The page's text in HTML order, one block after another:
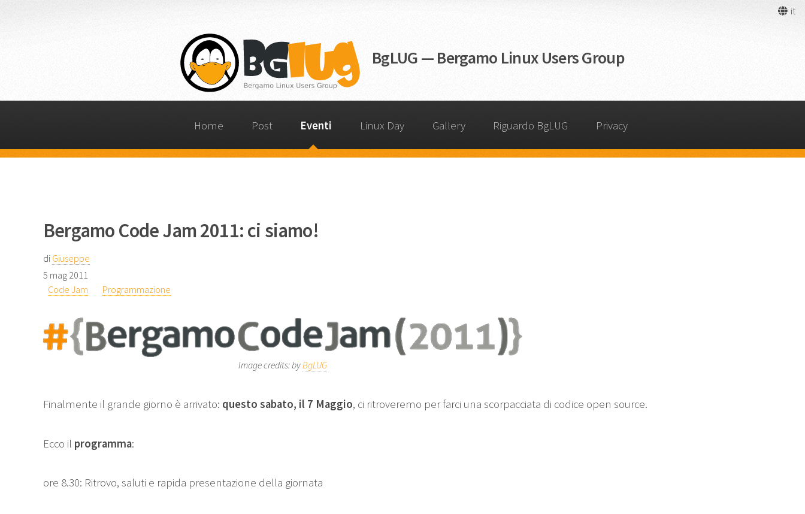
it
BgLUG — Bergamo Linux Users Group
Home Post Eventi Linux Day Gallery Riguardo BgLUG Privacy
Bergamo Code Jam 2011: ci siamo!
di Giuseppe
5 mag 2011
Code Jam
Programmazione
Image credits: byBgLUG
Finalmente il grande giorno è arrivato: questo sabato, il 7 Maggio, ci ritroveremo per farci una scorpacciata di codice open source.
Ecco il programma:
ore 8.30: Ritrovo, saluti e rapida presentazione della giornata